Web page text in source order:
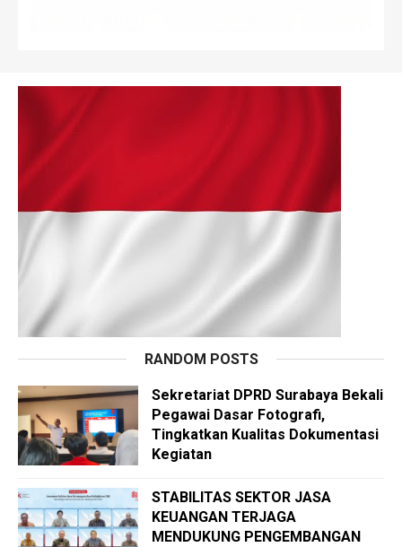
RANDOM POSTS
Sekretariat DPRD Surabaya Bekali
Pegawai Dasar Fotografi,
Tingkatkan Kualitas Dokumentasi
Kegiatan
STABILITAS SEKTOR JASA
KEUANGAN TERJAGA
MENDUKUNG PENGEMBANGAN